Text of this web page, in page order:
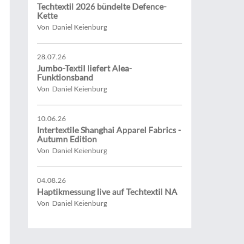
Techtextil 2026 bündelte Defence-
Kette
Von Daniel Keienburg
28.07.26
Jumbo-Textil liefert Alea-
Funktionsband
Von Daniel Keienburg
10.06.26
Intertextile Shanghai Apparel Fabrics -
Autumn Edition
Von Daniel Keienburg
04.08.26
Haptikmessung live auf Techtextil NA
Von Daniel Keienburg